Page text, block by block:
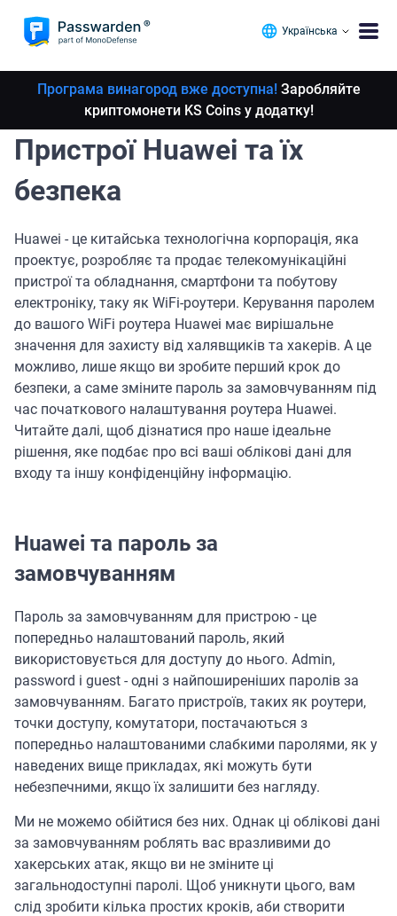
Українська
Програма винагород вже доступна!Заробляйте
криптомонети KS Coins у додатку!
Пристрої Huawei та їх
безпека
Huawei - це китайська технологічна корпорація, яка
проектує, розробляє та продає телекомунікаційні
пристрої та обладнання, смартфони та побутову
електроніку, таку як WiFi-роутери. Керування паролем
до вашого WiFi роутера Huawei має вирішальне
значення для захисту від халявщиків та хакерів. А це
можливо, лише якщо ви зробите перший крок до
безпеки, а саме зміните пароль за замовчуванням під
час початкового налаштування роутера Huawei.
Читайте далі, щоб дізнатися про наше ідеальне
рішення, яке подбає про всі ваші облікові дані для
входу та іншу конфіденційну інформацію.
Huawei та пароль за
замовчуванням
Пароль за замовчуванням для пристрою - це
попередньо налаштований пароль, який
використовується для доступу до нього. Admin,
password і guest - одні з найпоширеніших паролів за
замовчуванням. Багато пристроїв, таких як роутери,
точки доступу, комутатори, постачаються з
попередньо налаштованими слабкими паролями, як у
наведених вище прикладах, які можуть бути
небезпечними, якщо їх залишити без нагляду.
Ми не можемо обійтися без них. Однак ці облікові дані
за замовчуванням роблять вас вразливими до
хакерських атак, якщо ви не зміните ці
загальнодоступні паролі. Щоб уникнути цього, вам
слід зробити кілька простих кроків, аби створити